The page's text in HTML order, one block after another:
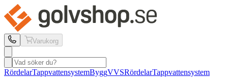
Varukorg
RördelarTappvattensystemByggVVSRördelarTappvattensystem